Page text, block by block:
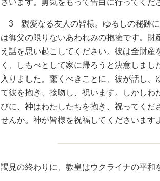
3 親愛なる友人の皆様。ゆるしの秘跡に
は御父の限りないあわれみの抱擁です。
え話を思い起こしてください。彼は全財
く、しもべとして家に帰ろうと決意しま
入りました。驚くべきことに、彼が話し
て彼を抱き、接吻し、祝います。しかし
びに、神はわたしたちを抱き、祝ってくだ
せんか。神が皆様を祝福してくださいます
謁見の終わりに、教皇はウクライナの平和